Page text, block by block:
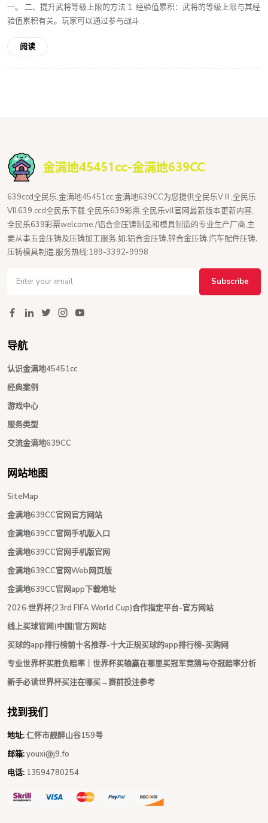
一。 二、提升武将等级上限的方法 1. 经验值累积：武将的等级上限与其经
验值累积有关。玩家可以通过参与战斗...
阅读
639ccd全民乐,金满地45451cc,金满地639CC为您提供全民乐VⅡ,全民乐
VII,639.ccd全民乐下载,全民乐639彩票,全民乐vll官网最新版本更新内容,
全民乐639彩票welcome./铝合金压铸制品和模具制造的专业生产厂商,主
要从事五金压铸及压铸加工服务,如:铝合金压铸,锌合金压铸,汽车配件压铸,
压铸模具制造,服务热线:189-3392-9998
Subscribe
导航
认识金满地45451cc
经典案例
游戏中心
服务类型
交流金满地639CC
网站地图
SiteMap
金满地639CC官网官方网站
金满地639CC官网手机版入口
金满地639CC官网手机版官网
金满地639CC官网Web网页版
金满地639CC官网app下载地址
2026·世界杯(23rd FIFA World Cup)合作指定平台-官方网站
线上买球官网(中国)官方网站
买球的app排行榜前十名推荐-十大正规买球的app排行榜-买购网
专业世界杯买胜负赔率｜世界杯买输赢在哪里买冠军竞猜与夺冠赔率分析
新手必读世界杯买注在哪买→赛前投注参考
找到我们
地址:仁怀市舰醉山谷159号
邮箱:youxi@j9.fo
电话: 13594780254